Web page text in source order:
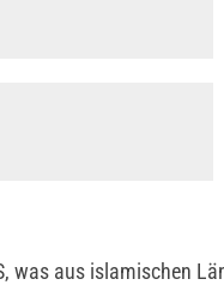
was aus islamischen